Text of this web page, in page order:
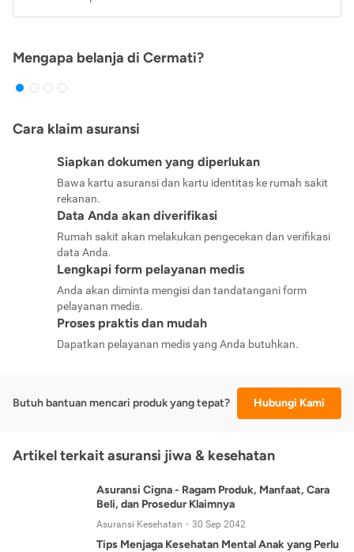
Mengapa belanja di Cermati?
Cara klaim asuransi
Siapkan dokumen yang diperlukan
Bawa kartu asuransi dan kartu identitas ke rumah sakit
rekanan.
Data Anda akan diverifikasi
Rumah sakit akan melakukan pengecekan dan verifikasi
data Anda.
Lengkapi form pelayanan medis
Anda akan diminta mengisi dan tandatangani form
pelayanan medis.
Proses praktis dan mudah
Dapatkan pelayanan medis yang Anda butuhkan.
Butuh bantuan mencari produk yang tepat? Hubungi Kami
Artikel terkait asuransi jiwa & kesehatan
Asuransi Cigna - Ragam Produk, Manfaat, Cara
Beli, dan Prosedur Klaimnya
Asuransi Kesehatan 30 Sep 2042
Tips Menjaga Kesehatan Mental Anak yang Perlu